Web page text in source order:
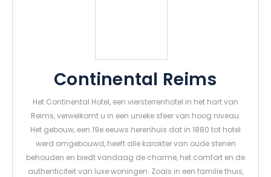
Continental Reims
Het Continental Hotel, een viersterrenhotel in het hart van
Reims, verwelkomt u in een unieke sfeer van hoog niveau.
Het gebouw, een 19e eeuws herenhuis dat in 1880 tot hotel
werd omgebouwd, heeft alle karakter van oude stenen
behouden en biedt vandaag de charme, het comfort en de
authenticiteit van luxe woningen. Zoals in een familie thuis,